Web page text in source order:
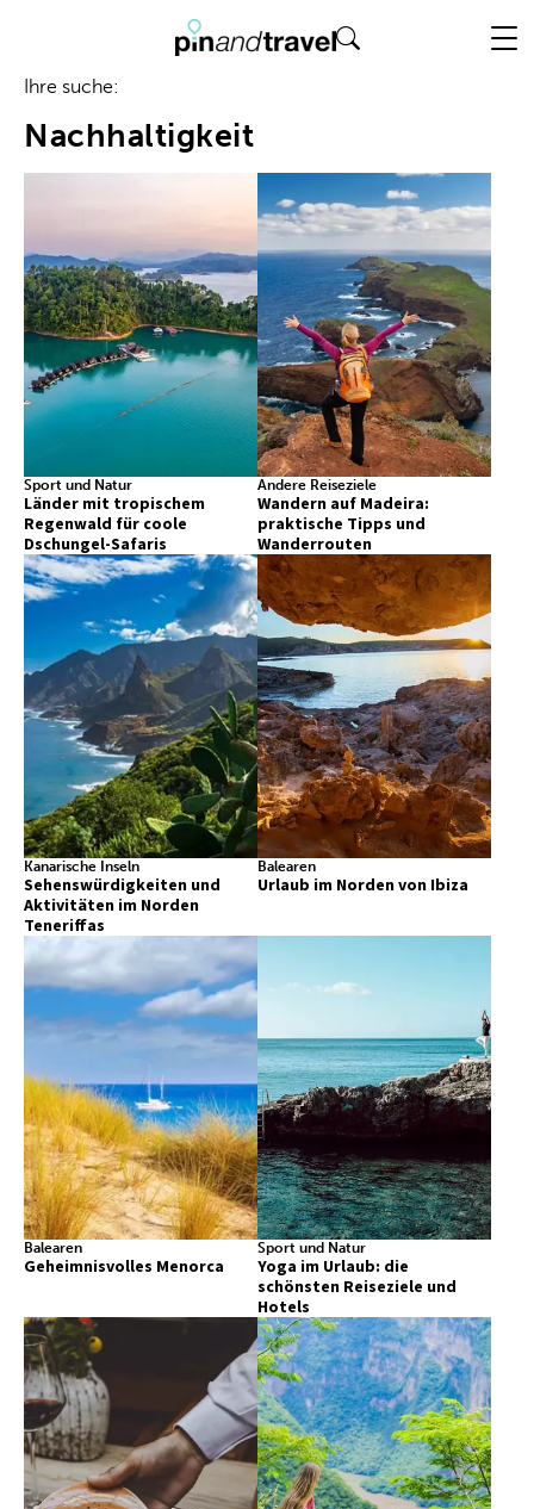
Ihre suche:
nachhaltigkeit
Sport und Natur
Länder mit tropischem
Regenwald für coole
Dschungel-Safaris
Andere Reiseziele
Wandern auf Madeira:
praktische Tipps und
Wanderrouten
Kanarische Inseln
Sehenswürdigkeiten und
Aktivitäten im Norden
Teneriffas
Balearen
Urlaub im Norden von Ibiza
Balearen
Geheimnisvolles Menorca
Sport und Natur
Yoga im Urlaub: die
schönsten Reiseziele und
Hotels